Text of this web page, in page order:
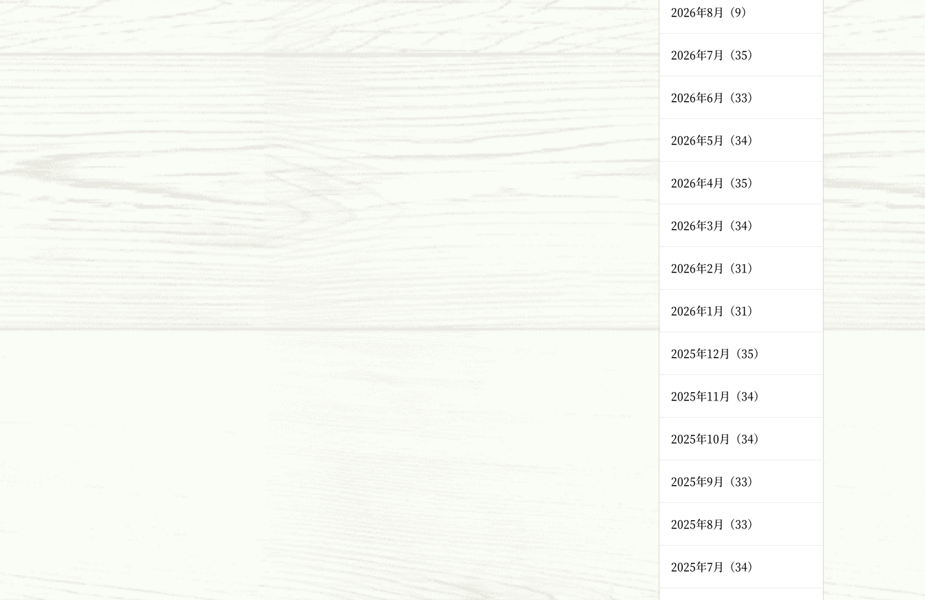
2026年8月（9）
2026年7月（35）
2026年6月（33）
2026年5月（34）
2026年4月（35）
2026年3月（34）
2026年2月（31）
2026年1月（31）
2025年12月（35）
2025年11月（34）
2025年10月（34）
2025年9月（33）
2025年8月（33）
2025年7月（34）